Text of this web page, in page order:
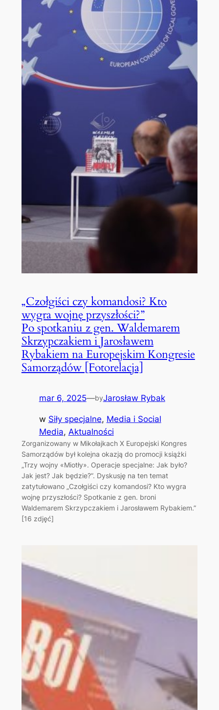
„Czołgiści czy komandosi? Kto
wygra wojnę przyszłości?”
Po spotkaniu z gen. Waldemarem
Skrzypczakiem i Jarosławem
Rybakiem na Europejskim Kongresie
Samorządów [Fotorelacja]
mar 6, 2025—byJarosław Rybak
w Siły specjalne, Media i Social
Media, Aktualności
Zorganizowany w Mikołajkach X Europejski Kongres
Samorządów był kolejna okazją do promocji książki
„Trzy wojny «Miotły». Operacje specjalne: Jak było?
Jak jest? Jak będzie?”. Dyskusję na ten temat
zatytułowano „Czołgiści czy komandosi? Kto wygra
wojnę przyszłości? Spotkanie z gen. broni
Waldemarem Skrzypczakiem i Jarosławem Rybakiem.”
[16 zdjęć]